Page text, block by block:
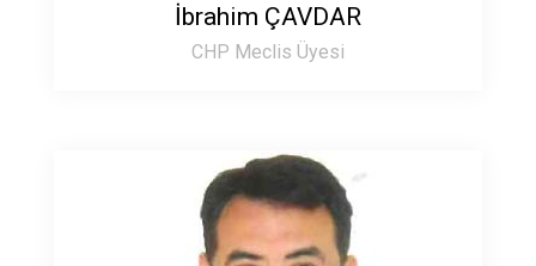
İbrahim ÇAVDAR
CHP Meclis Üyesi